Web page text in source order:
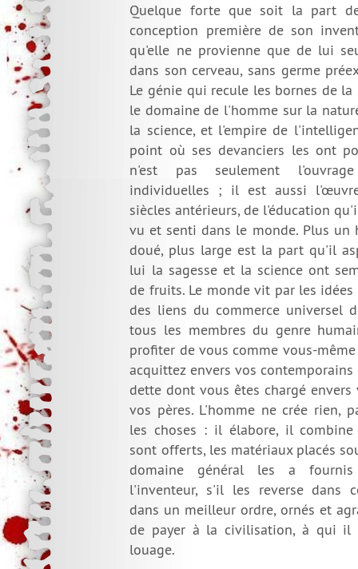
Quelque forte que soit la part
conception première de son
qu'elle ne provienne que de lui
dans son cerveau, sans germe
Le génie qui recule les bornes de
le domaine de l'homme sur la
la science, et l'empire de
point où ses devanciers les ont
n'est pas seulement
individuelles ; il est aussi
siècles antérieurs, de l'éducation
vu et senti dans le monde. Plus un
doué, plus large est la part qu'il
lui la sagesse et la science ont
de fruits. Le monde vit par les
des liens du commerce universel
tous les membres du genre
profiter de vous comme vous-
acquittez envers vos
dette dont vous êtes chargé
vos pères. L'homme ne crée rien,
les choses : il élabore, il
sont offerts, les matériaux placés
domaine général les a
l'inventeur, s'il les reverse dans
dans un meilleur ordre, ornés et
de payer à la civilisation, à qui
louage.